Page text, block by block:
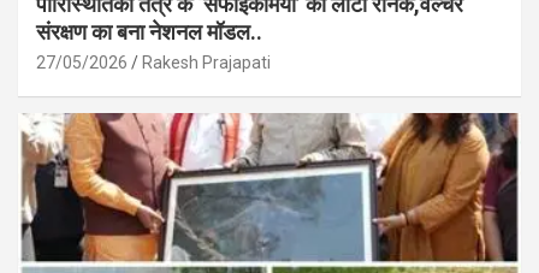
संरक्षण का बना नेशनल मॉडल..
27/05/2026 Rakesh Prajapati